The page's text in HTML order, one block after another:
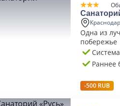
Одна из
побережье
Раннее
-500 RUB